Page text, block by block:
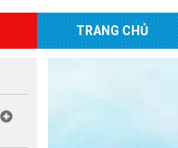
TRANG CHỦ